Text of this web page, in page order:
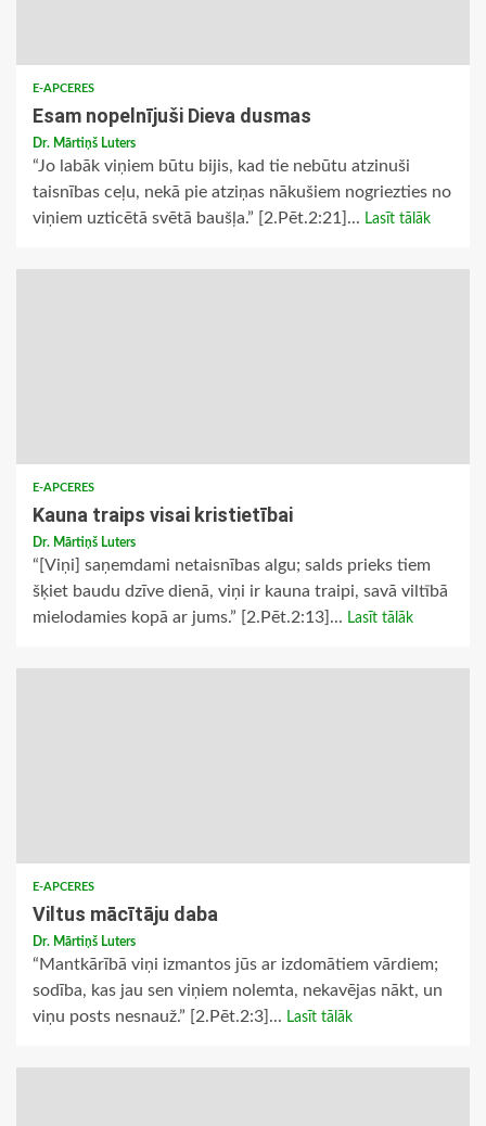
E-APCERES
Esam nopelnījuši Dieva dusmas
Dr. Mārtiņš Luters
“Jo labāk viņiem būtu bijis, kad tie nebūtu atzinuši
taisnības ceļu, nekā pie atziņas nākušiem nogriezties no
viņiem uzticētā svētā baušļa.” [2.Pēt.2:21]... Lasīt tālāk
E-APCERES
Kauna traips visai kristietībai
Dr. Mārtiņš Luters
“[Viņi] saņemdami netaisnības algu; salds prieks tiem
šķiet baudu dzīve dienā, viņi ir kauna traipi, savā viltībā
mielodamies kopā ar jums.” [2.Pēt.2:13]... Lasīt tālāk
E-APCERES
Viltus mācītāju daba
Dr. Mārtiņš Luters
“Mantkārībā viņi izmantos jūs ar izdomātiem vārdiem;
sodība, kas jau sen viņiem nolemta, nekavējas nākt, un
viņu posts nesnauž.” [2.Pēt.2:3]... Lasīt tālāk